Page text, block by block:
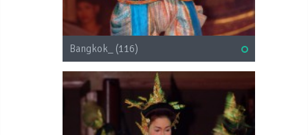
Bangkok_ (116)